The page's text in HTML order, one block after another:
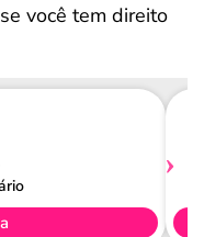
você tem direito